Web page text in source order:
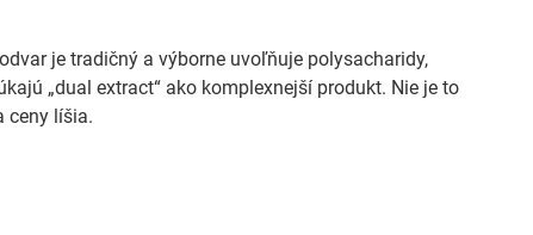
je tradičný a výborne uvoľňuje polysacharidy,
„dual extract“ ako komplexnejší produkt. Nie je to
ceny líšia.